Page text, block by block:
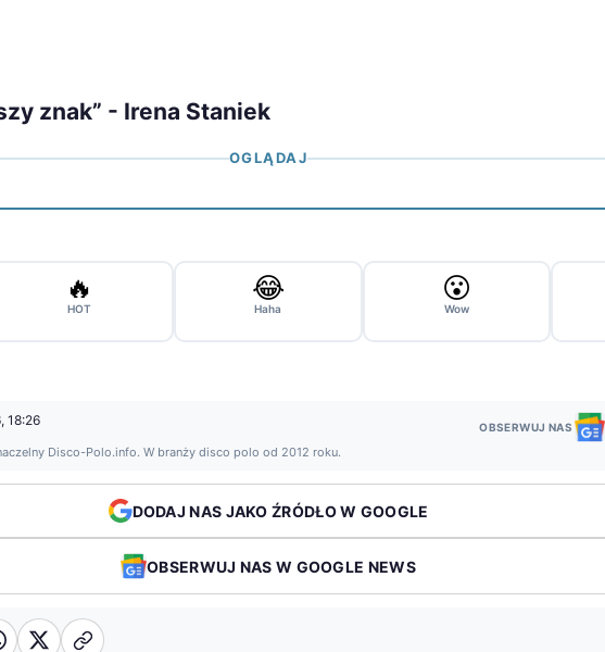
znak” - Irena Staniek
OGLĄDAJ
🔥
HOT
😂
Haha
😮
Wow
18:26
Disco-Polo.info. W branży disco polo od 2012 roku.
OBSERWUJ NAS
DODAJ NAS JAKO ŹRÓDŁO W GOOGLE
OBSERWUJ NAS W GOOGLE NEWS